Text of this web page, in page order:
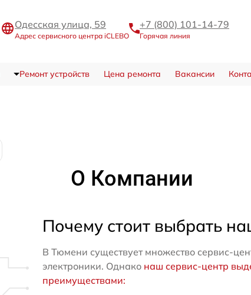
Одесская улица, 59
Адрес сервисного центра iCLEBO
+7 (800) 101-14-79
Горячая линия
Ремонт устройств Цена ремонта Вакансии
О Компании
Почему стоит выбрать
В Тюмени существует множество сервис-
электроники. Однако наш сервис-центр
преимуществами: